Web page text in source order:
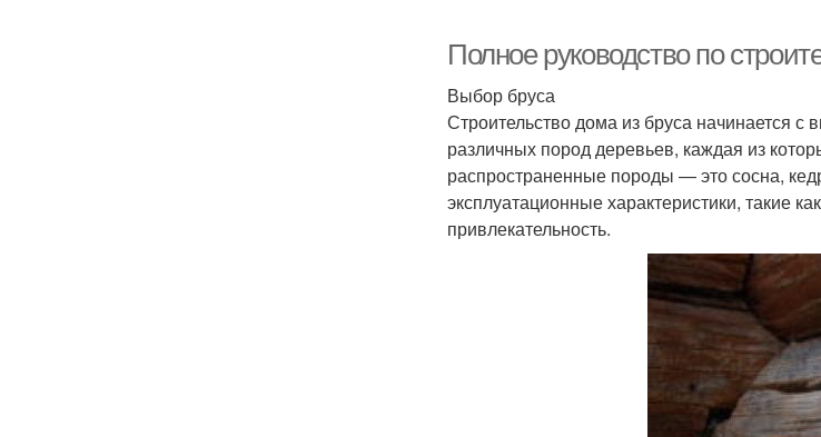
Полное руководство по
Выбор бруса
Строительство дома из бруса начинается с
различных пород деревьев, каждая из
распространенные породы — это сосна,
эксплуатационные характеристики, такие
привлекательность.